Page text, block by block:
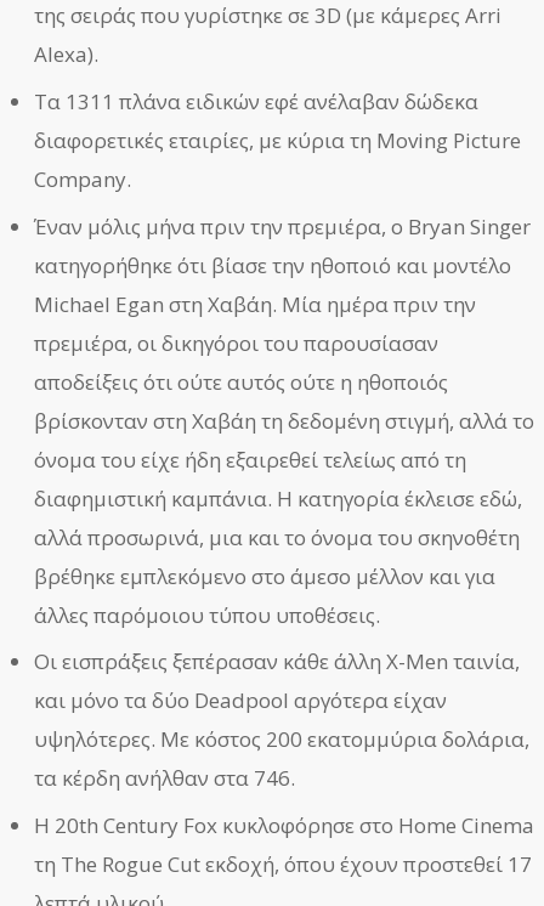
της σειράς που γυρίστηκε σε 3D (με κάμερες Arri
Alexa).
Τα 1311 πλάνα ειδικών εφέ ανέλαβαν δώδεκα
διαφορετικές εταιρίες, με κύρια τη Moving Picture
Company.
Έναν μόλις μήνα πριν την πρεμιέρα, ο Bryan Singer
κατηγορήθηκε ότι βίασε την ηθοποιό και μοντέλο
Michael Egan στη Χαβάη. Μία ημέρα πριν την
πρεμιέρα, οι δικηγόροι του παρουσίασαν
αποδείξεις ότι ούτε αυτός ούτε η ηθοποιός
βρίσκονταν στη Χαβάη τη δεδομένη στιγμή, αλλά το
όνομα του είχε ήδη εξαιρεθεί τελείως από τη
διαφημιστική καμπάνια. Η κατηγορία έκλεισε εδώ,
αλλά προσωρινά, μια και το όνομα του σκηνοθέτη
βρέθηκε εμπλεκόμενο στο άμεσο μέλλον και για
άλλες παρόμοιου τύπου υποθέσεις.
Οι εισπράξεις ξεπέρασαν κάθε άλλη X-Men ταινία,
και μόνο τα δύο Deadpool αργότερα είχαν
υψηλότερες. Με κόστος 200 εκατομμύρια δολάρια,
τα κέρδη ανήλθαν στα 746.
Η 20th Century Fox κυκλοφόρησε στο Home Cinema
τη The Rogue Cut εκδοχή, όπου έχουν προστεθεί 17